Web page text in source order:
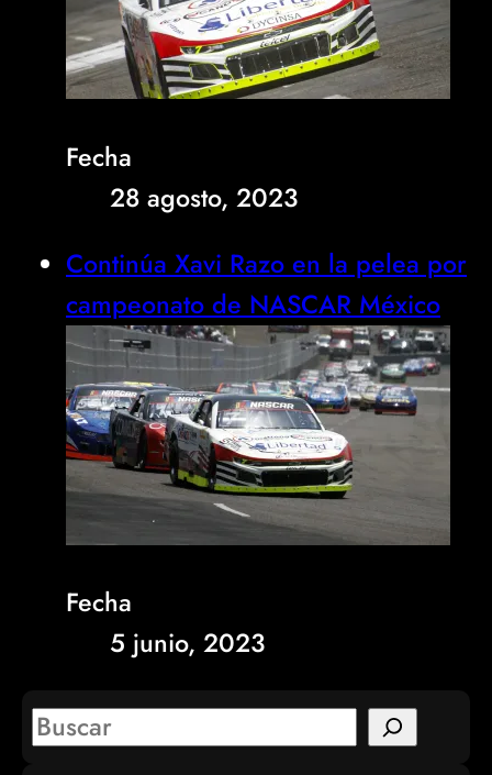
Fecha
28 agosto, 2023
Continúa Xavi Razo en la pelea por
campeonato de NASCAR México
Fecha
5 junio, 2023
S